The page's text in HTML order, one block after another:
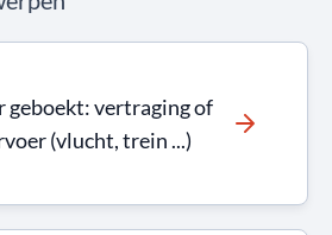
geboekt: vertraging of
(vlucht, trein ...)